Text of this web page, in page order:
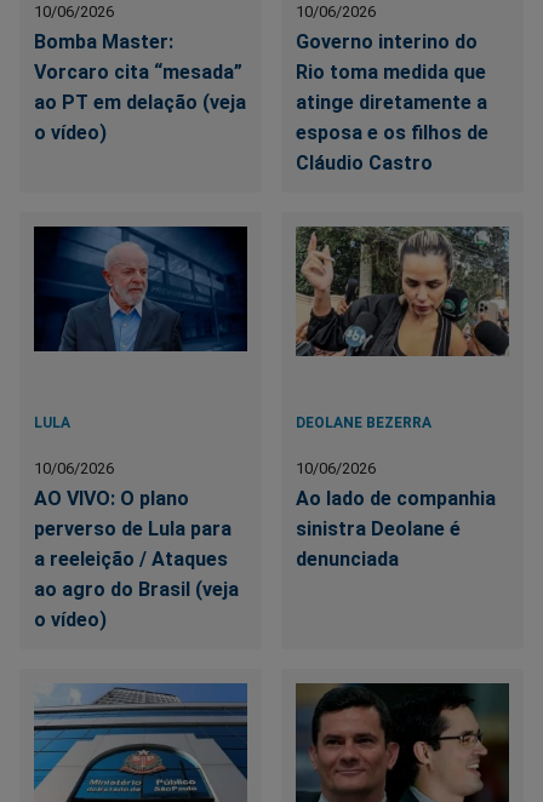
10/06/2026
Bomba Master:
Vorcaro cita “mesada”
ao PT em delação (veja
o vídeo)
10/06/2026
Governo interino do
Rio toma medida que
atinge diretamente a
esposa e os filhos de
Cláudio Castro
LULA
10/06/2026
AO VIVO: O plano
perverso de Lula para
a reeleição / Ataques
ao agro do Brasil (veja
o vídeo)
DEOLANE BEZERRA
10/06/2026
Ao lado de companhia
sinistra Deolane é
denunciada